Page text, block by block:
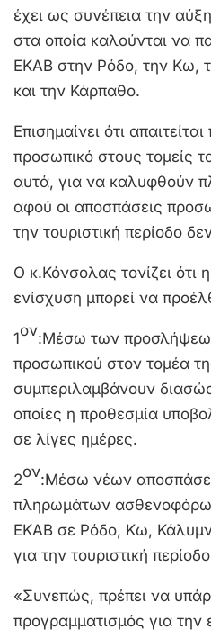
έχει ως συνέπεια την
στα οποία καλούνται να
ΕΚΑΒ στην Ρόδο, την Κω,
και την Κάρπαθο.
Επισημαίνει ότι
προσωπικό στους τομείς
αυτά, για να καλυφθούν
αφού οι αποσπάσεις
την τουριστική περίοδο
Ο κ.Κόνσολας τονίζει ότι
ενίσχυση μπορεί να
1ον:Μέσω των
προσωπικού στον τομέα
συμπεριλαμβάνουν
οποίες η προθεσμία
σε λίγες ημέρες.
2ον:Μέσω νέων
πληρωμάτων
ΕΚΑΒ σε Ρόδο, Κω,
για την τουριστική
«Συνεπώς, πρέπει να
προγραμματισμός για την